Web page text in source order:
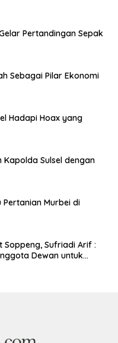
Pertandingan Sepak
Sebagai Pilar Ekonomi
Hadapi Hoax yang
Kapolda Sulsel dengan
Murbei di
Sufriadi Arif :
Dewan untuk